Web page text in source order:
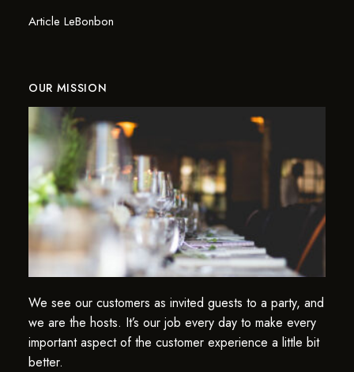
Article LeBonbon
OUR MISSION
We see our customers as invited guests to a party, and
we are the hosts. It’s our job every day to make every
important aspect of the customer experience a little bit
better.